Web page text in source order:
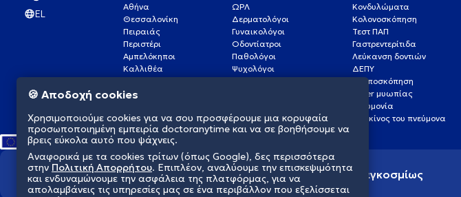
EL
Αθήνα
Θεσσαλονίκη
Πειραιάς
Περιστέρι
Αμπελόκηποι
Καλλιθέα
Πάτρα
Γλυφάδα
Νέα Σμύρνη
ΩΡΛ
Δερματολόγοι
Γυναικολόγοι
Οδοντίατροι
Παθολόγοι
Ψυχολόγοι
Οφθαλμίατροι
Καρδιολόγοι
Κονδυλώματα
Κολονοσκόπηση
Τεστ ΠΑΠ
Γαστρεντερίτιδα
Λεύκανση δοντιών
ΔΕΠΥ
Κολποσκόπηση
Laser μυωπίας
Πνευμονία
Καρκίνος του πνεύμονα
Διαμορφώνουμε το μέλλον της υγείας παγκοσμίως
🍪 Αποδοχή cookies
Χρησιμοποιούμε cookies για να σου προσφέρουμε μια κορυφαία
προσωποποιημένη εμπειρία doctoranytime και να σε βοηθήσουμε να
βρεις εύκολα αυτό που ψάχνεις.
Αναφορικά με τα cookies τρίτων (όπως Google), δες περισσότερα
στην Πολιτική Απορρήτου. Επιπλέον, αναλύουμε την επισκεψιμότητα
και ενδυναμώνουμε την ασφάλεια της πλατφόρμας, για να
απολαμβάνεις τις υπηρεσίες μας σε ένα περιβάλλον που εξελίσσεται